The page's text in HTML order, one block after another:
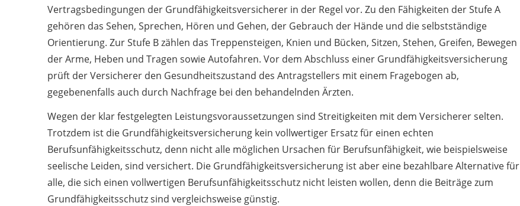
Vertragsbedingungen der Grundfähigkeitsversicherer in der Regel vor. Zu den Fähigkeiten der Stufe A
gehören das Sehen, Sprechen, Hören und Gehen, der Gebrauch der Hände und die selbstständige
Orientierung. Zur Stufe B zählen das Treppensteigen, Knien und Bücken, Sitzen, Stehen, Greifen, Bewegen
der Arme, Heben und Tragen sowie Autofahren. Vor dem Abschluss einer Grundfähigkeitsversicherung
prüft der Versicherer den Gesundheitszustand des Antragstellers mit einem Fragebogen ab,
gegebenenfalls auch durch Nachfrage bei den behandelnden Ärzten.
Wegen der klar festgelegten Leistungsvoraussetzungen sind Streitigkeiten mit dem Versicherer selten.
Trotzdem ist die Grundfähigkeitsversicherung kein vollwertiger Ersatz für einen echten
Berufsunfähigkeitsschutz, denn nicht alle möglichen Ursachen für Berufsunfähigkeit, wie beispielsweise
seelische Leiden, sind versichert. Die Grundfähigkeitsversicherung ist aber eine bezahlbare Alternative für
alle, die sich einen vollwertigen Berufsunfähigkeitsschutz nicht leisten wollen, denn die Beiträge zum
Grundfähigkeitsschutz sind vergleichsweise günstig.